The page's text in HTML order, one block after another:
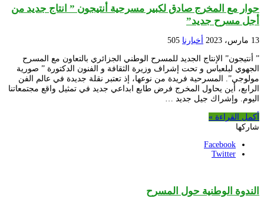
حوار مع المخرج صادق لكبير مسرحية أنتيجون ” انتاج جديد من
أجل مسرح جديد”
13 مارس، 2023 أخبارنا 505
” أنتيجون” الإنتاج الجديد للمسرح الوطني الجزائري بالتعاون مع المسرح
الجهوي لبلعباس و تحت إشراف وزيرة الثقافة و الفنون الدكتورة ” صورية
مولوجي”. المسرحية فريدة من نوعها، إذ تعتبر نقلة جديدة في عالم الفن
الرابع، أين يحاول المخرج فرض طابع ابداعي جديد في تمثيل واقع مجتمعاتنا
اليوم. وإشراك جيل جديد …
أكمل القراءة »
شاركها
Facebook
Twitter
الندوة الوطنية حول المسرح